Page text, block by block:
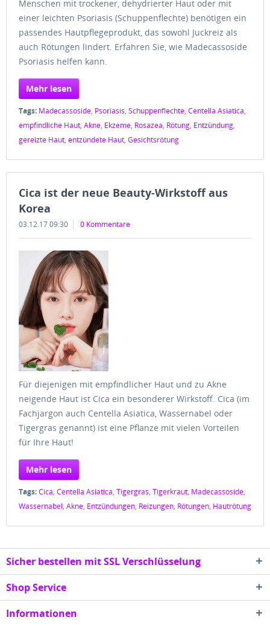
Menschen mit trockener, dehydrierter Haut oder mit
einer leichten Psoriasis (Schuppenflechte) benötigen ein
passendes Hautpflegeprodukt, das sowohl Juckreiz als
auch Rötungen lindert. Erfahren Sie, wie Madecassoside
Psoriasis helfen kann.
Mehr lesen
Tags: Madecassoside, Psoriasis, Schuppenflechte, Centella Asiatica,
empfindliche Haut, Akne, Ekzeme, Rosazea, Rötung, Entzündung,
gereizte Haut, entzündete Haut, Gesichtsrötung
Cica ist der neue Beauty-Wirkstoff aus
Korea
03.12.17 09:30 0 Kommentare
Für diejenigen mit empfindlicher Haut und zu Akne
neigende Haut ist Cica ein besonderer Wirkstoff. Cica (im
Fachjargon auch Centella Asiatica, Wassernabel oder
Tigergras genannt) ist eine Pflanze mit vielen Vorteilen
für Ihre Haut!
Mehr lesen
Tags:Cica, Centella Asiatica, Tigergras, Tigerkraut, Madecassoside,
Wassernabel, Akne, Entzündungen, Reizungen, Rötungen, Hautrötung
Sicher bestellen mit SSL Verschlüsselung
Shop Service
Informationen